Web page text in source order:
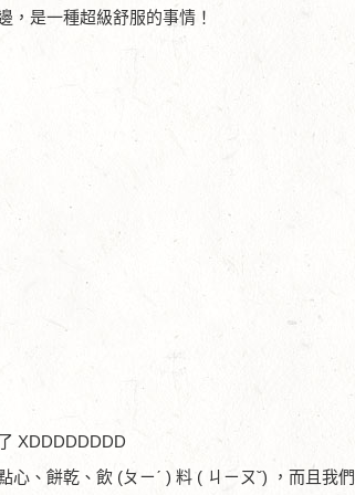
，是一種超級舒服的事情！
XDDDDDDDD
心、餅乾、飲 (ㄆㄧˊ ) 料 ( ㄐㄧㄡˇ) ，而且我